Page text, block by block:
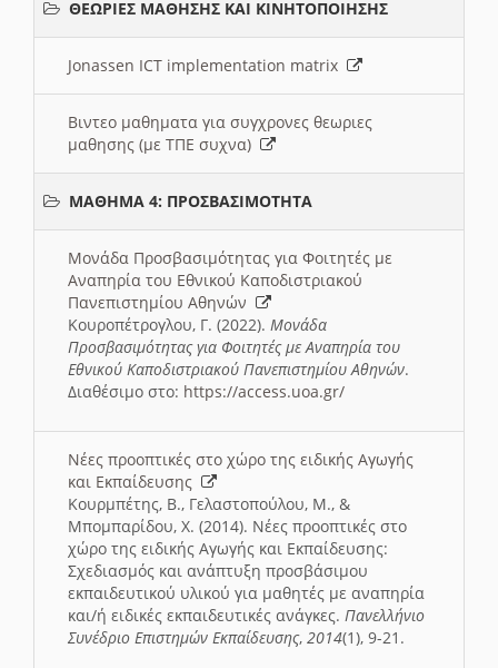
ΘΕΩΡΙΕΣ ΜΑΘΗΣΗΣ ΚΑΙ ΚΙΝΗΤΟΠΟΙΗΣΗΣ
Jonassen ICT implementation matrix
Βιντεο μαθηματα για συγχρονες θεωριες
μαθησης (με ΤΠΕ συχνα)
ΜΑΘΗΜΑ 4: ΠΡΟΣΒΑΣΙΜΟΤΗΤΑ
Μονάδα Προσβασιμότητας για Φοιτητές με
Αναπηρία του Εθνικού Καποδιστριακού
Πανεπιστημίου Αθηνών
Κουροπέτρογλου, Γ. (2022). Μονάδα
Προσβασιμότητας για Φοιτητές με Αναπηρία του
Εθνικού Καποδιστριακού Πανεπιστημίου Αθηνών.
Διαθέσιμο στο: https://access.uoa.gr/
Νέες προοπτικές στο χώρο της ειδικής Αγωγής
και Εκπαίδευσης
Κουρμπέτης, Β., Γελαστοπούλου, Μ., &
Μπομπαρίδου, Χ. (2014). Νέες προοπτικές στο
χώρο της ειδικής Αγωγής και Εκπαίδευσης:
Σχεδιασμός και ανάπτυξη προσβάσιμου
εκπαιδευτικού υλικού για μαθητές με αναπηρία
και/ή ειδικές εκπαιδευτικές ανάγκες. Πανελλήνιο
Συνέδριο Επιστημών Εκπαίδευσης, 2014(1), 9-21.